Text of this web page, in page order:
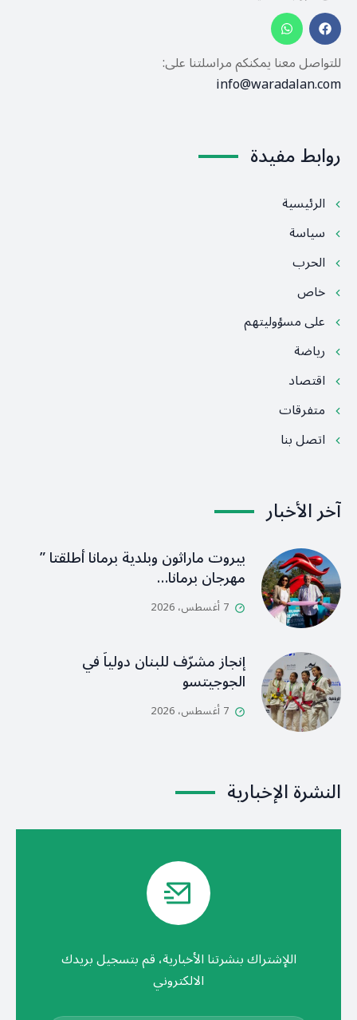
للتواصل معنا يمكنكم مراسلتنا على:
info@waradalan.com
روابط مفيدة
الرئيسية
سياسة
الحرب
خاص
على مسؤوليتهم
رياضة
اقتصاد
متفرقات
اتصل بنا
آخر الأخبار
بيروت ماراثون وبلدية برمانا أطلقتا ”
مهرجان برمانا…
7 أغسطس، 2026
إنجاز مشرّف للبنان دولياً في
الجوجيتسو
7 أغسطس، 2026
النشرة الإخبارية
اللإشتراك بنشرتنا الأخبارية، قم بتسجيل بريدك
الالكتروني